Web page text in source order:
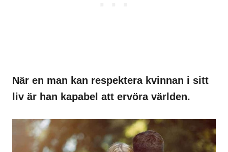
När en man kan respektera kvinnan i sitt
liv är han kapabel att ervöra världen.